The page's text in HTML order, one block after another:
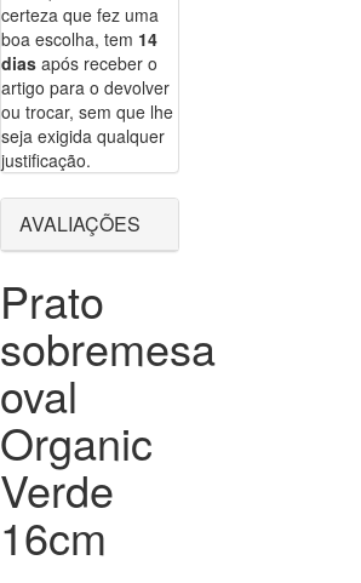
certeza que fez uma
boa escolha, tem 14
dias após receber o
artigo para o devolver
ou trocar, sem que lhe
seja exigida qualquer
justificação.
AVALIAÇÕES
Prato
sobremesa
oval
Organic
Verde
16cm